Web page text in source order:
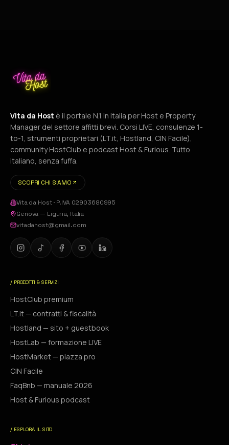
Vita da Host è il portale N.1 in Italia per Host e Property
Manager del settore affitti brevi. Corsi LIVE, consulenze 1-
to-1, strumenti proprietari (LT.it, Hostland, CIN Facile),
community HostClub e podcast Host & Furious. Tutto
italiano, senza fuffa.
SCOPRI CHI SIAMO
Vita da Host· P.IVA 02903680995
Genova — Liguria, Italia
vitadahost@gmail.com
/ PRODOTTI & SERVIZI
HostClub premium
LT.it — contratti & fiscalità
Hostland — sito + guestbook
HostLab — formazione LIVE
HostMarket — piazza pro
CIN Facile
FaqBnb — manuale 2026
Host & Furious podcast
/ ESPLORA IL SITO